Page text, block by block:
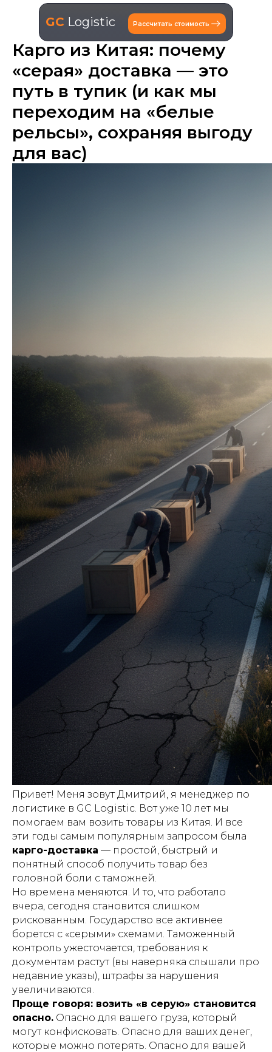
GC Logistic Рассчитать стоимость
Карго из Китая: почему
«серая» доставка — это
путь в тупик (и как мы
переходим на «белые
рельсы», сохраняя выгоду
для вас)
Привет! Меня зовут Дмитрий, я менеджер по
логистике в GC Logistic. Вот уже 10 лет мы
помогаем вам возить товары из Китая. И все
эти годы самым популярным запросом была
карго-доставка — простой, быстрый и
понятный способ получить товар без
головной боли с таможней.
Но времена меняются. И то, что работало
вчера, сегодня становится слишком
рискованным. Государство все активнее
борется с «серыми» схемами. Таможенный
контроль ужесточается, требования к
документам растут (вы наверняка слышали про
недавние указы), штрафы за нарушения
увеличиваются.
Проще говоря: возить «в серую» становится
опасно. Опасно для вашего груза, который
могут конфисковать. Опасно для ваших денег,
которые можно потерять. Опасно для вашей